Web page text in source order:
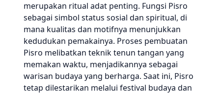
merupakan ritual adat penting. Fungsi Pisro
sebagai simbol status sosial dan spiritual, di
mana kualitas dan motifnya menunjukkan
kedudukan pemakainya. Proses pembuatan
Pisro melibatkan teknik tenun tangan yang
memakan waktu, menjadikannya sebagai
warisan budaya yang berharga. Saat ini, Pisro
tetap dilestarikan melalui festival budaya dan